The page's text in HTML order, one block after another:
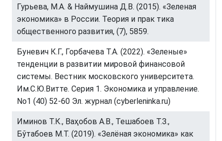
Гурьева, М.А. & Наймушина Д.В. (2015). «Зеленая
экономика» в России. Теория и прак тика
общественного развития, (7), 5859.
Буневич К.Г., Горбачева Т.А. (2022). «Зеленые»
тенденции в развитии мировой финансовой
системы. Вестник московского университета.
Им.С.Ю.Витте. Серия 1. Экономика и управление.
No1 (40) 52-60 Эл. журнал (cyberleninka.ru)
Иминов Т.К., Ваҳобов А.В., Тешабоев Т.З.,
Бўтабоев М.Т. (2019). «Зелёная экономика» как